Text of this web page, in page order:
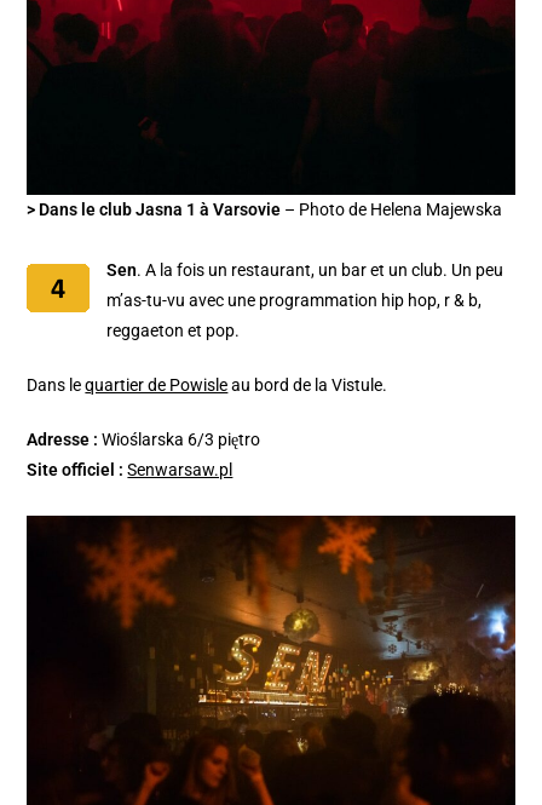
> Dans le club Jasna 1 à Varsovie – Photo de Helena Majewska
Sen. A la fois un restaurant, un bar et un club. Un peu
m’as-tu-vu avec une programmation hip hop, r & b,
reggaeton et pop.
Dans lequartier de Powisleau bord de la Vistule.
Adresse : Wioślarska 6/3 piętro
Site officiel : Senwarsaw.pl